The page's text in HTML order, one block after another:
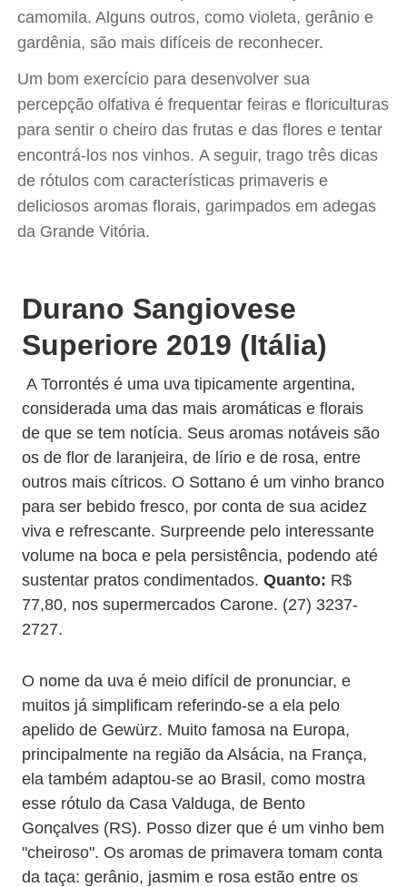
camomila. Alguns outros, como violeta, gerânio e
gardênia, são mais difíceis de reconhecer.
Um bom exercício para desenvolver sua
percepção olfativa é frequentar feiras e floriculturas
para sentir o cheiro das frutas e das flores e tentar
encontrá-los nos vinhos. A seguir, trago três dicas
de rótulos com características primaveris e
deliciosos aromas florais, garimpados em adegas
da Grande Vitória.
Durano Sangiovese
Superiore 2019 (Itália)
A Torrontés é uma uva tipicamente argentina,
considerada uma das mais aromáticas e florais
de que se tem notícia. Seus aromas notáveis são
os de flor de laranjeira, de lírio e de rosa, entre
outros mais cítricos. O Sottano é um vinho branco
para ser bebido fresco, por conta de sua acidez
viva e refrescante. Surpreende pelo interessante
volume na boca e pela persistência, podendo até
sustentar pratos condimentados.Quanto: R$
77,80, nos supermercados Carone. (27) 3237-
2727.
O nome da uva é meio difícil de pronunciar, e
muitos já simplificam referindo-se a ela pelo
apelido de Gewürz. Muito famosa na Europa,
principalmente na região da Alsácia, na França,
ela também adaptou-se ao Brasil, como mostra
esse rótulo da Casa Valduga, de Bento
Gonçalves (RS). Posso dizer que é um vinho bem
"cheiroso". Os aromas de primavera tomam conta
da taça: gerânio, jasmim e rosa estão entre os